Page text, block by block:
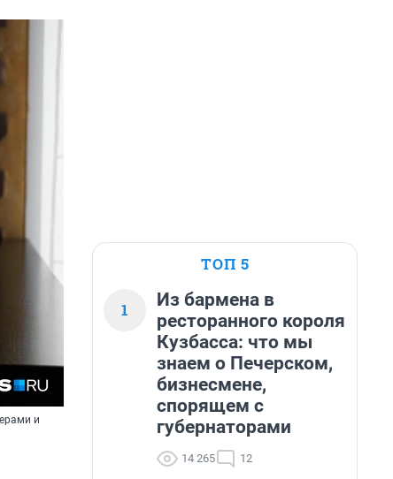
и
ТОП 5
1
Из бармена в
ресторанного короля
Кузбасса: что мы
знаем о Печерском,
бизнесмене,
спорящем с
губернаторами
14 265 12